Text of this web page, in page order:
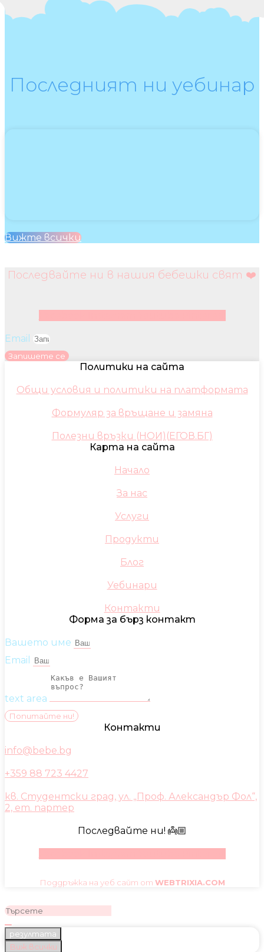
Последният ни уебинар
Вижте всички
Последвайте ни в нашия бебешки свят ❤️
Email
Запишете се
Политики на сайта
Общи условия и политики на платформата
Формуляр за връщане и замяна
Полезни връзки (НОИ)(ЕГОВ.БГ)
Карта на сайта
Начало
За нас
Услуги
Продукти
Блог
Уебинари
Контакти
Форма за бърз контакт
Вашето име
Email
text area
Попитайте ни!
Контакти
info@bebe.bg
+359 88 723 4427
кв. Студентски град, ул. „Проф. Александър Фол“,
2, ет. партер
Последвайте ни! 👼🏼
Поддръжка на уеб сайт от WEBTRIXIA.COM
резултата
Виж всички